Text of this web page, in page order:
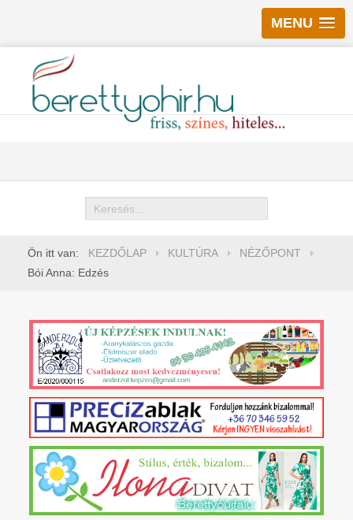
MENU
Keresés
Ön itt van: KEZDŐLAP KULTÚRA
NÉZŐPONT
Bói Anna: Edzés